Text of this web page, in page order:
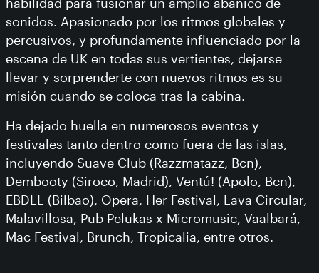
habilidad para fusionar un amplio abanico de
sonidos. Apasionado por los ritmos globales y
percusivos, y profundamente influenciado por la
escena de UK en todas sus vertientes, dejarse
llevar y sorprenderte con nuevos ritmos es su
misión cuando se coloca tras la cabina.
Ha dejado huella en numerosos eventos y
festivales tanto dentro como fuera de las islas,
incluyendo Suave Club (Razzmatazz, Bcn),
Dembooty (Siroco, Madrid), Ventú! (Apolo, Bcn),
EBDLL (Bilbao), Opera, Her Festival, Lava Circular,
Malavillosa, Pub Pelukas x Micromusic, Vaalbará,
Mac Festival, Brunch, Tropicalia, entre otros.